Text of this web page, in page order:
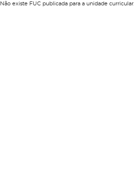
Não existe FUC publicada para a unidade curricular.